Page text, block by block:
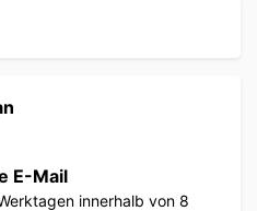
E-Mail
innerhalb von 8